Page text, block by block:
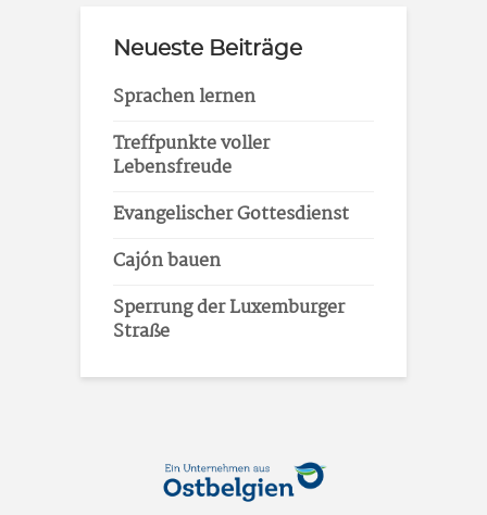
Neueste Beiträge
Sprachen lernen
Treffpunkte voller
Lebensfreude
Evangelischer Gottesdienst
Cajón bauen
Sperrung der Luxemburger
Straße